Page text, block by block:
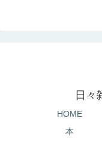
日
HOME
本